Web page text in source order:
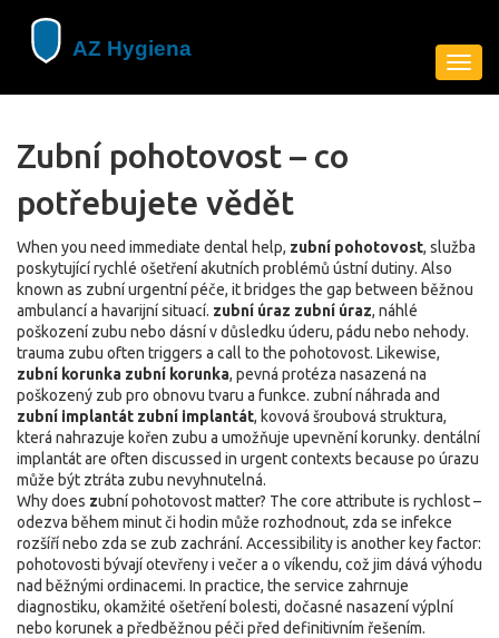
Zubní pohotovost – co
potřebujete vědět
When you need immediate dental help, zubní pohotovost, služba
poskytující rychlé ošetření akutních problémů ústní dutiny. Also
known as zubní urgentní péče, it bridges the gap between běžnou
ambulancí a havarijní situací. zubní úraz zubní úraz, náhlé
poškození zubu nebo dásní v důsledku úderu, pádu nebo nehody.
trauma zubu often triggers a call to the pohotovost. Likewise,
zubní korunka zubní korunka, pevná protéza nasazená na
poškozený zub pro obnovu tvaru a funkce. zubní náhrada and
zubní implantát zubní implantát, kovová šroubová struktura,
která nahrazuje kořen zubu a umožňuje upevnění korunky. dentální
implantátare often discussed in urgent contexts because po úrazu
může být ztráta zubu nevyhnutelná.
Why does zubní pohotovost matter? The core attribute is rychlost –
odezva během minut či hodin může rozhodnout, zda se infekce
rozšíří nebo zda se zub zachrání. Accessibility is another key factor:
pohotovosti bývají otevřeny i večer a o víkendu, což jim dává výhodu
nad běžnými ordinacemi. In practice, the service zahrnuje
diagnostiku, okamžité ošetření bolesti, dočasné nasazení výplní
nebo korunek a předběžnou péči před definitivním řešením.